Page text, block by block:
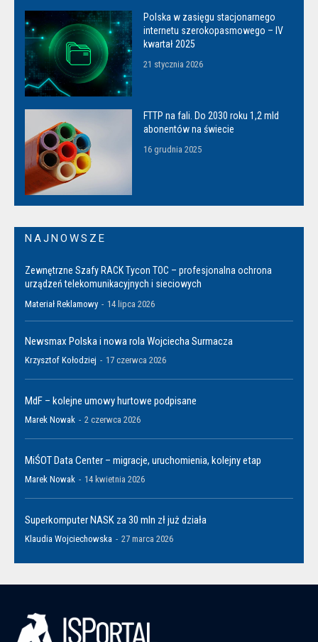
Polska w zasięgu stacjonarnego
internetu szerokopasmowego – IV
kwartał 2025
21 stycznia 2026
FTTP na fali. Do 2030 roku 1,2 mld
abonentów na świecie
16 grudnia 2025
NAJNOWSZE
Zewnętrzne Szafy RACK Tycon TOC – profesjonalna ochrona
urządzeń telekomunikacyjnych i sieciowych
Materiał Reklamowy - 14 lipca 2026
Newsmax Polska i nowa rola Wojciecha Surmacza
Krzysztof Kołodziej - 17 czerwca 2026
MdF – kolejne umowy hurtowe podpisane
Marek Nowak - 2 czerwca 2026
MiŚOT Data Center – migracje, uruchomienia, kolejny etap
Marek Nowak - 14 kwietnia 2026
Superkomputer NASK za 30 mln zł już działa
Klaudia Wojciechowska - 27 marca 2026